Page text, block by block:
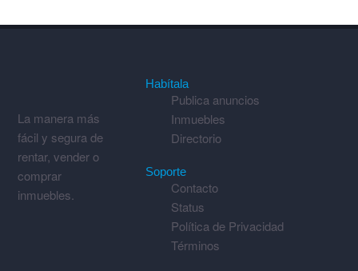
La manera más
fácil y segura de
rentar, vender o
comprar
inmuebles.
Habítala
Publica anuncios
Inmuebles
Directorio
Soporte
Contacto
Status
Política de Privacidad
Términos